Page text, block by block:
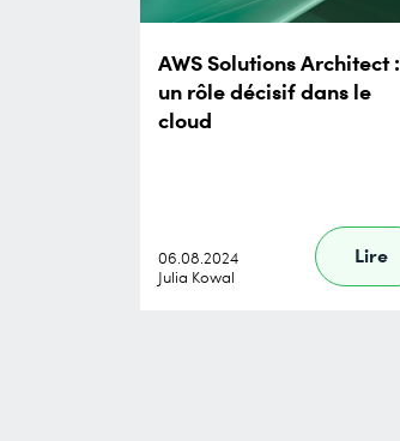
AWS Solutions Architect :
un rôle décisif dans le
cloud
06.08.2024
Julia Kowal
Lire